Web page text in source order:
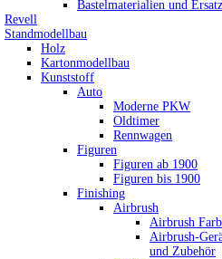
Bastelmaterialien und
Revell
Standmodellbau
Holz
Kartonmodellbau
Kunststoff
Auto
Moderne PKW
Oldtimer
Rennwagen
Figuren
Figuren ab 1900
Figuren bis 1900
Finishing
Airbrush
Airbrush
Airbrush-
und Zubehör